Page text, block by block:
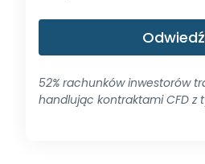
Odwiedź
52% rachunków inwestorów
handlując kontraktami CFD z